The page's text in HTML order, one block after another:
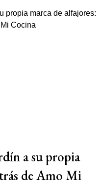
a su propia
de Amo Mi